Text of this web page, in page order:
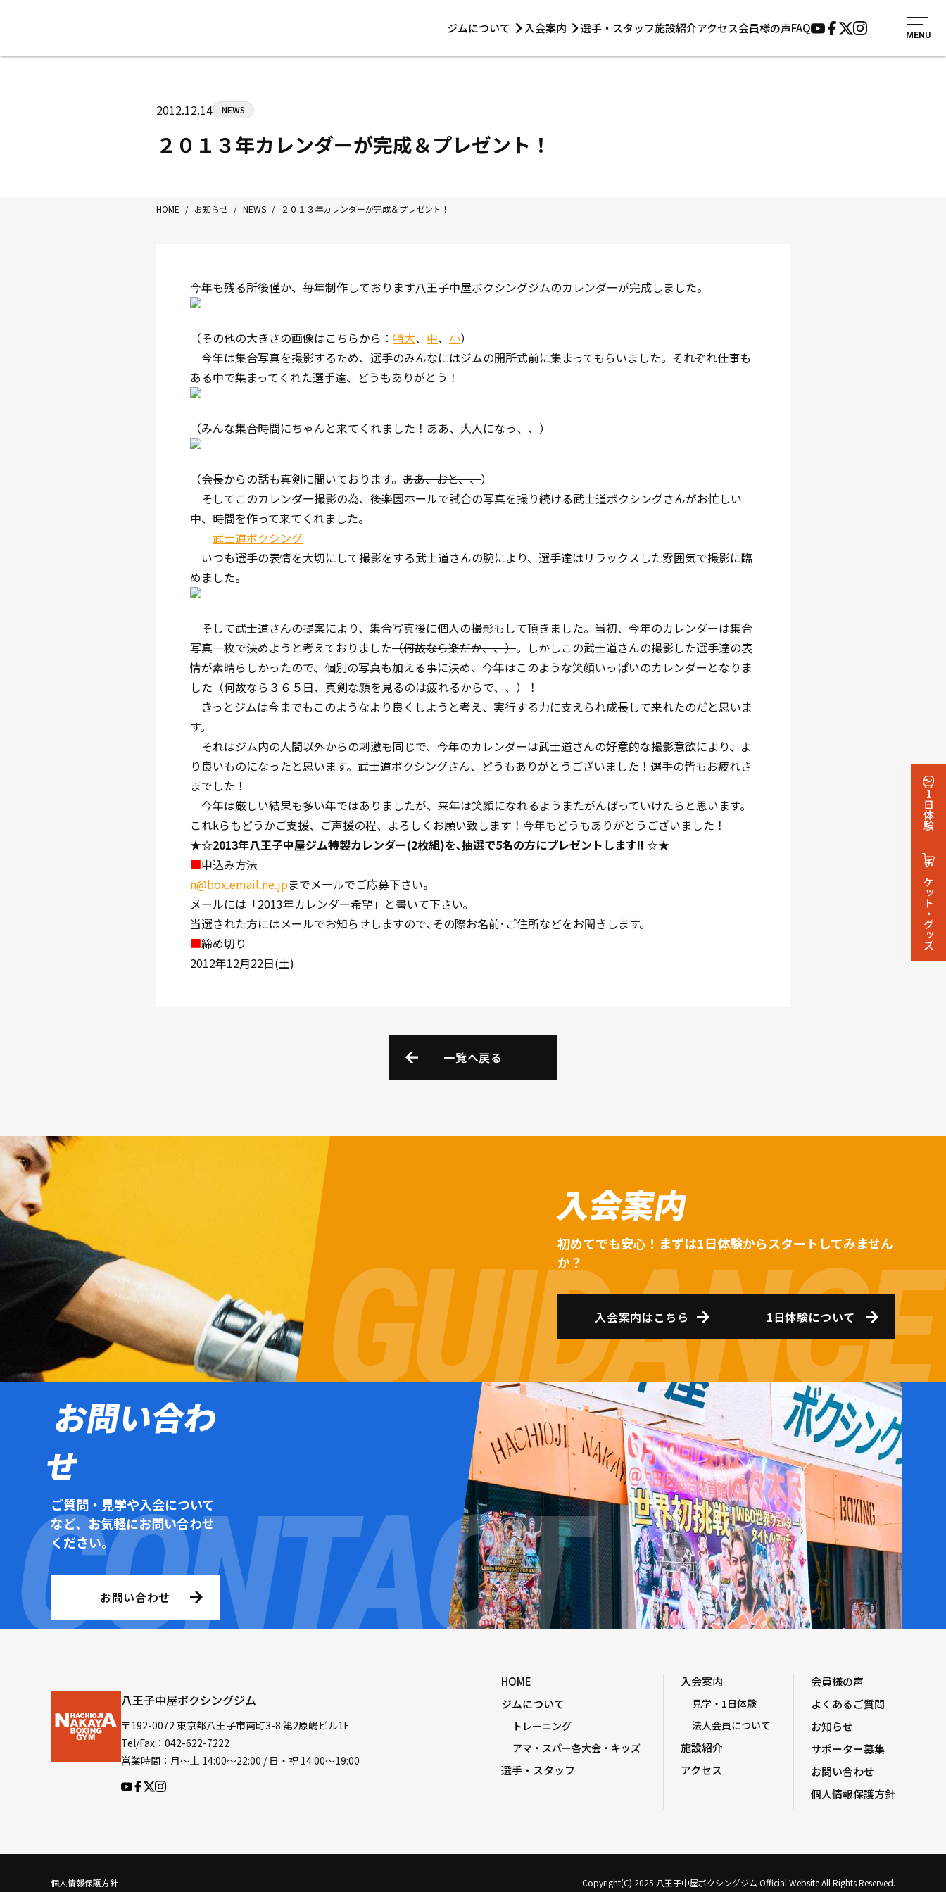
1日体験
チケット・グッズ
ジムについて 入会案内 選手・スタッフ施設紹介アクセス会員様の声FAQ MENU
Tel/Fax：042-622-7222
選手・スタッフ
2012.12.14 NEWS
２０１３年カレンダーが完成＆プレゼント！
HOME / お知らせ / NEWS / ２０１３年カレンダーが完成＆プレゼント！
今年も残る所後僅か、毎年制作しております八王子中屋ボクシングジムのカレンダーが完成しました。
（その他の大きさの画像はこちらから： 特大、 中、 小）
今年は集合写真を撮影するため、選手のみんなにはジムの開所式前に集まってもらいました。それぞれ仕事も
ある中で集まってくれた選手達、どうもありがとう！
（みんな集合時間にちゃんと来てくれました！ ああ、大人になっ、、）
（会長からの話も真剣に聞いております。 ああ、おと、、）
そしてこのカレンダー撮影の為、後楽園ホールで試合の写真を撮り続ける武士道ボクシングさんがお忙しい
中、時間を作って来てくれました。
武士道ボクシング
いつも選手の表情を大切にして撮影をする武士道さんの腕により、選手達はリラックスした雰囲気で撮影に臨
めました。
そして武士道さんの提案により、集合写真後に個人の撮影もして頂きました。当初、今年のカレンダーは集合
写真一枚で決めようと考えておりました（何故なら楽だか、、）。しかしこの武士道さんの撮影した選手達の表
情が素晴らしかったので、個別の写真も加える事に決め、今年はこのような笑顔いっぱいのカレンダーとなりま
した（何故なら３６５日、真剣な顔を見るのは疲れるからで、、） ！
きっとジムは今までもこのようなより良くしようと考え、実行する力に支えられ成長して来れたのだと思いま
す。
それはジム内の人間以外からの刺激も同じで、今年のカレンダーは武士道さんの好意的な撮影意欲により、よ
り良いものになったと思います。武士道ボクシングさん、どうもありがとうございました！選手の皆もお疲れさ
までした！
今年は厳しい結果も多い年ではありましたが、来年は笑顔になれるようまたがんばっていけたらと思います。
これkらもどうかご支援、ご声援の程、よろしくお願い致します！今年もどうもありがとうございました！
★☆2013年八王子中屋ジム特製カレンダー(2枚組)を､抽選で5名の方にプレゼントします!! ☆★
■申込み方法
n@box.email.ne.jpまでメールでご応募下さい。
メールには「2013年カレンダー希望」と書いて下さい｡
当選された方にはメールでお知らせしますので､その際お名前･ご住所などをお聞きします。
■締め切り
2012年12月22日(土)
一覧へ戻る
入会案内
初めてでも安心！まずは1日体験からスタートしてみません
か？
入会案内はこちら 1日体験について
お問い合わ
せ
ご質問・見学や入会について
など、お気軽にお問い合わせ
ください。
お問い合わせ
八王子中屋ボクシングジム
〒192-0072 東京都八王子市南町3-8 第2原嶋ビル1F
Tel/Fax：042-622-7222
営業時間：月〜土 14:00〜22:00 / 日・祝 14:00〜19:00
HOME
ジムについて
トレーニング
アマ・スパー各大会・キッズ
選手・スタッフ
入会案内
見学・1日体験
法人会員について
施設紹介
アクセス
会員様の声
よくあるご質問
お知らせ
サポーター募集
お問い合わせ
個人情報保護方針
個人情報保護方針 Copyright(C) 2025 八王子中屋ボクシングジム Official Website All Rights Reserved.